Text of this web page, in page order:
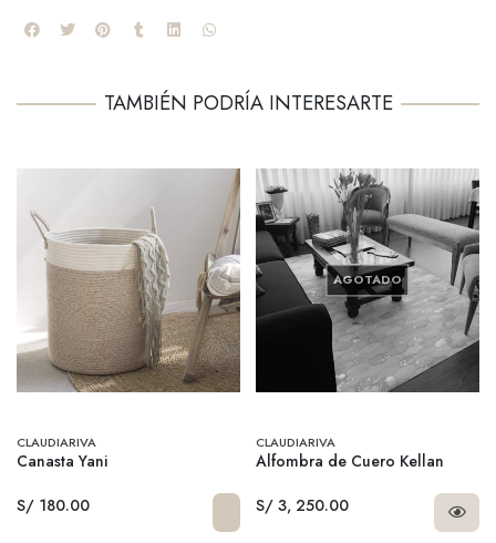
TAMBIÉN PODRÍA INTERESARTE
CLAUDIARIVA
Canasta Yani
S/ 180.00
AGOTADO
CLAUDIARIVA
Alfombra de Cuero Kellan
S/ 3, 250.00